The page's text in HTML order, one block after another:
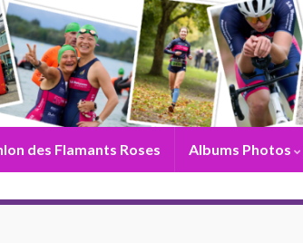
des Flamants Roses Albums Photos